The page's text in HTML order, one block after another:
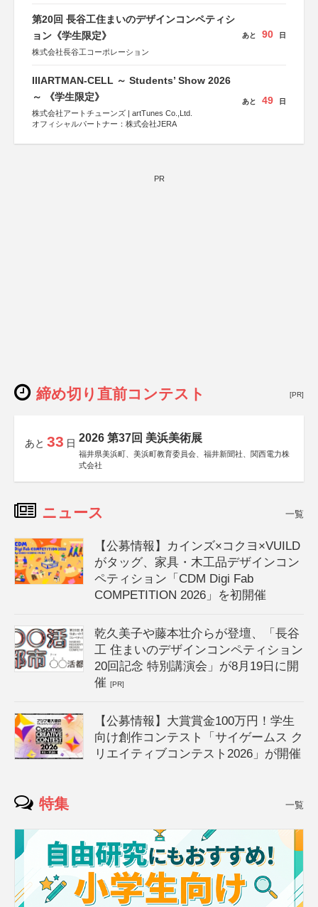
第20回 長谷工住まいのデザインコンペティシ
ョン《学生限定》
株式会社長谷工コーポレーション
あと 90 日
IIIARTMAN-CELL ～ Students’ Show 2026
～ 《学生限定》
株式会社アートチューンズ | artTunes Co.,Ltd.
オフィシャルパートナー：株式会社JERA
あと 49 日
PR
締め切り直前コンテスト [PR]
あと 33 日 2026 第37回 美浜美術展
福井県美浜町、美浜町教育委員会、福井新聞社、関西電力株
式会社
ニュース 一覧
【公募情報】カインズ×コクヨ×VUILD
がタッグ、家具・木工品デザインコン
ペティション「CDM Digi Fab
COMPETITION 2026」を初開催
乾久美子や藤本壮介らが登壇、「長谷
工 住まいのデザインコンペティション
20回記念 特別講演会」が8月19日に開
催[PR]
【公募情報】大賞賞金100万円！学生
向け創作コンテスト「サイゲームス ク
リエイティブコンテスト2026」が開催
特集 一覧